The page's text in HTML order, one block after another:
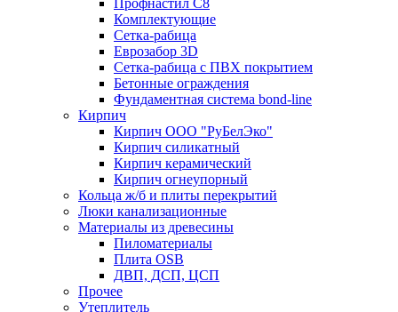
Комплектующие
Сетка-рабица
Еврозабор 3D
Сетка-рабица с ПВХ покрытием
Бетонные ограждения
Фундаментная система bond-line
Кирпич
Кирпич ООО "РуБелЭко"
Кирпич силикатный
Кирпич керамический
Кирпич огнеупорный
Кольца ж/б и плиты перекрытий
Люки канализационные
Материалы из древесины
Пиломатериалы
Плита OSB
ДВП, ДСП, ЦСП
Прочее
Утеплитель